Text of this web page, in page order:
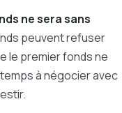
ne sera sans
peuvent refuser
le premier fonds ne
à négocier avec